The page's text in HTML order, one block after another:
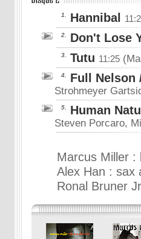
1. Hannibal
2. Don't Lose
3. Tutu 11:25
4. Full Nelson
Strohmeyer
5. Human
Steven Porcaro,
Marcus Miller :
Alex Han : sax
Ronal Bruner